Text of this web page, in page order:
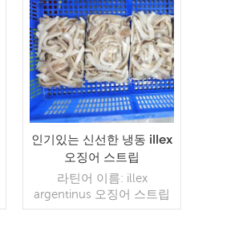
매 모델: 도매/수출 최소.
주문: 20피트 컨테이너 /
40피트 컨테이너 지불: 보
자마자 TT / С확인된 취소
불가능한 LC 배송: 입금 확
인 후 20일 이내 원산지: 중
국 브랜드: 푸 완 행
더 읽기
인기있는 신선한 냉동 illex
오징어 스트립
라틴어 이름: illex
argentinus 오징어 스트립
사양: 고객 사양 프로세스: